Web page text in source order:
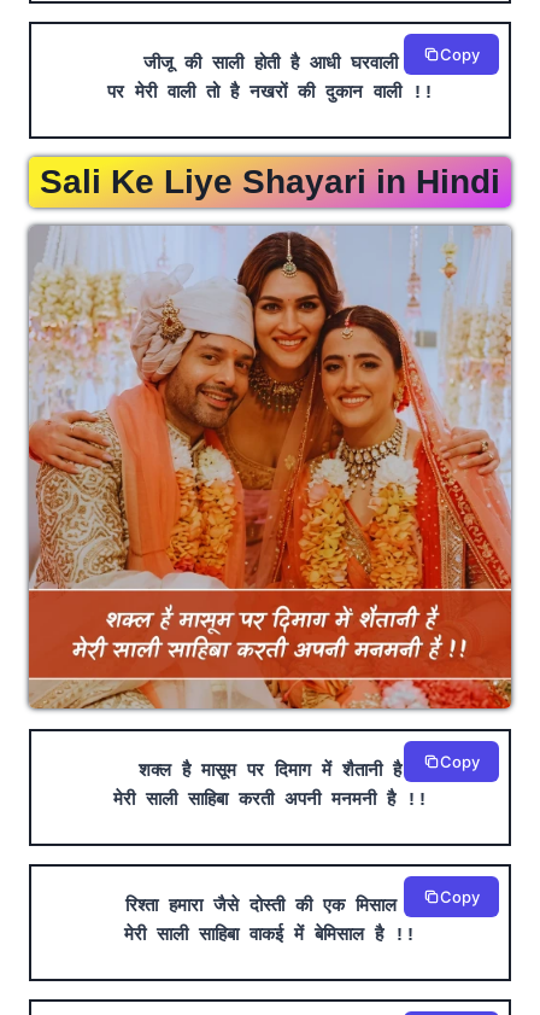
जीजू की साली होती है आधी घरवाली
पर मेरी वाली तो है नखरों की दुकान वाली !!
Copy
Sali Ke Liye Shayari in Hindi
शक्ल है मासूम पर दिमाग में शैतानी है
मेरी साली साहिबा करती अपनी मनमनी है !!
Copy
रिश्ता हमारा जैसे दोस्ती की एक मिसाल है
मेरी साली साहिबा वाकई में बेमिसाल है !!
Copy